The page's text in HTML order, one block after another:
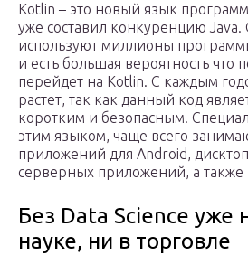
Kotlin – это новый язык
уже составил конкуренцию Java.
используют миллионы
и есть большая вероятность что
перейдет на Kotlin. С каждым
растет, так как данный код
коротким и безопасным.
этим языком, чаще всего
приложений для Android,
серверных приложений, а также
Без Data Science уже
науке, ни в торговле